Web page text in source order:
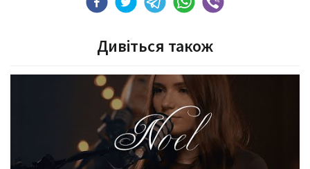
Дивіться також